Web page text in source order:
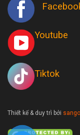
Youtube
Tiktok
Thiết kế & duy trì bởi